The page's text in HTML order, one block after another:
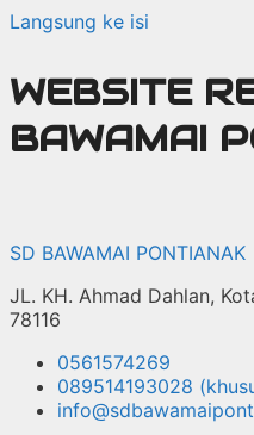
Langsung ke isi
WEBSITE
BAWAMAI
SD BAWAMAI PONTIANAK
JL. KH. Ahmad Dahlan,
78116
0561574269
089514193028